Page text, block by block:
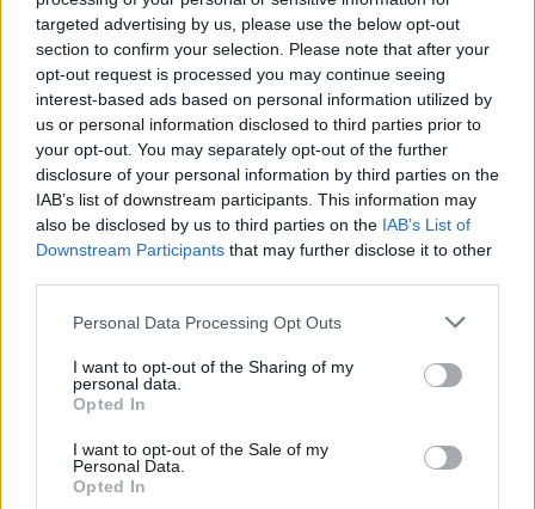
targeted advertising by us, please use the below opt-out
section to confirm your selection. Please note that after your
opt-out request is processed you may continue seeing
interest-based ads based on personal information utilized by
us or personal information disclosed to third parties prior to
your opt-out. You may separately opt-out of the further
disclosure of your personal information by third parties on the
IAB’s list of downstream participants. This information may
also be disclosed by us to third parties on the IAB’s List of
Downstream Participants that may further disclose it to other
Personal Data Processing Opt Outs
I want to opt-out of the Sharing of my
personal data.
Opted In
I want to opt-out of the Sale of my
Personal Data.
Opted In
ADV
Accedioregistratiper commentare questo